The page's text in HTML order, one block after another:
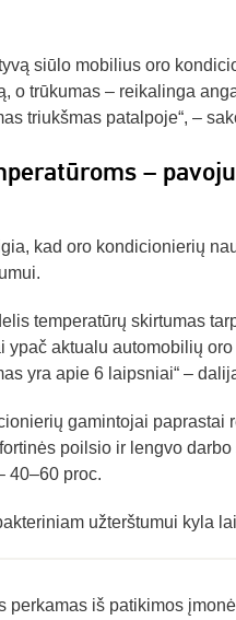
siūlo mobilius oro
o trūkumas – reikalinga
triukšmas patalpoje“, –
–
kad oro kondicionierių
temperatūrų skirtumas
ypač aktualu automobilių
yra apie 6 laipsniai“ –
gamintojai paprastai
poilsio ir lengvo
40–60 proc.
užterštumui kyla
perkamas iš patikimos